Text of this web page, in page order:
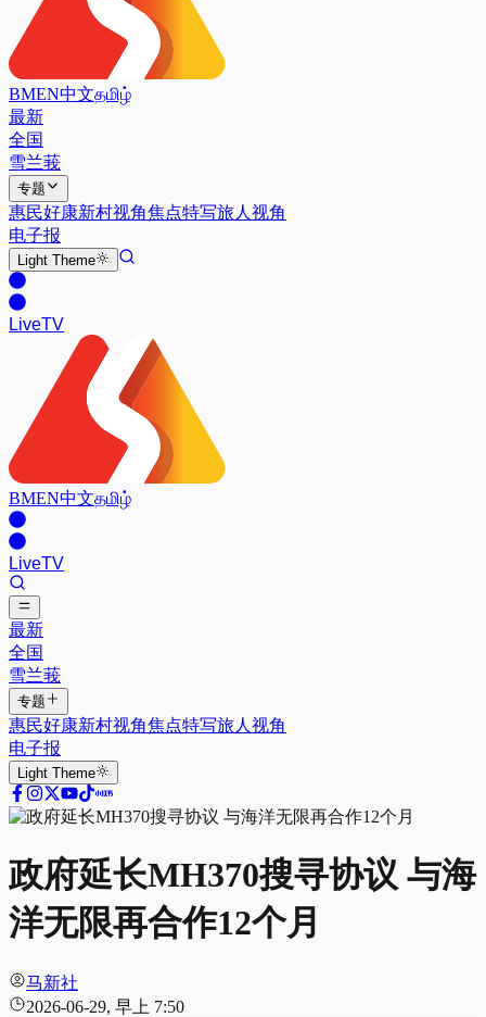
BMEN中文தமிழ்
最新
全国
雪兰莪
专题
惠民好康新村视角焦点特写旅人视角
电子报
Light Theme
LiveTV
BMEN中文தமிழ்
LiveTV
最新
全国
雪兰莪
专题
惠民好康新村视角焦点特写旅人视角
电子报
Light Theme
政府延长MH370搜寻协议 与海
洋无限再合作12个月
马新社
2026-06-29, 早上 7:50